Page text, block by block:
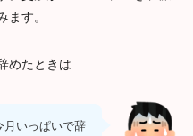
す。
めたときは
月いっぱいで辞